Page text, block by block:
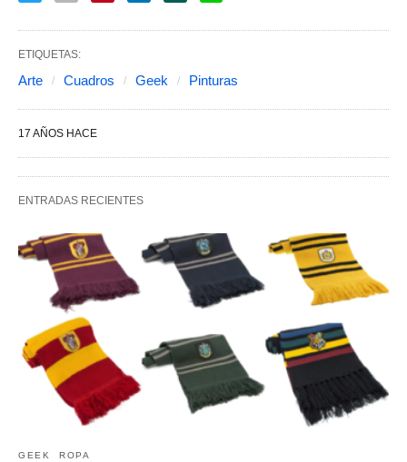
ETIQUETAS:
Arte Cuadros Geek Pinturas
17 AÑOS HACE
ENTRADAS RECIENTES
GEEK ROPA